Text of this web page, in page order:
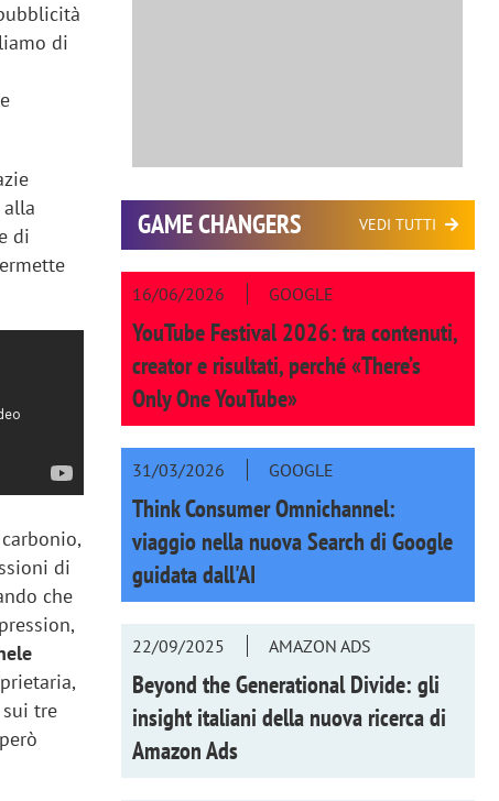
di
alla
di
di
che
tre
GAME CHANGERS VEDI TUTTI
16/06/2026 GOOGLE
YouTube Festival 2026: tra contenuti,
creator e risultati, perché «There’s
Only One YouTube»
31/03/2026 GOOGLE
Think Consumer Omnichannel:
viaggio nella nuova Search di Google
guidata dall'AI
22/09/2025 AMAZON ADS
Beyond the Generational Divide: gli
insight italiani della nuova ricerca di
Amazon Ads